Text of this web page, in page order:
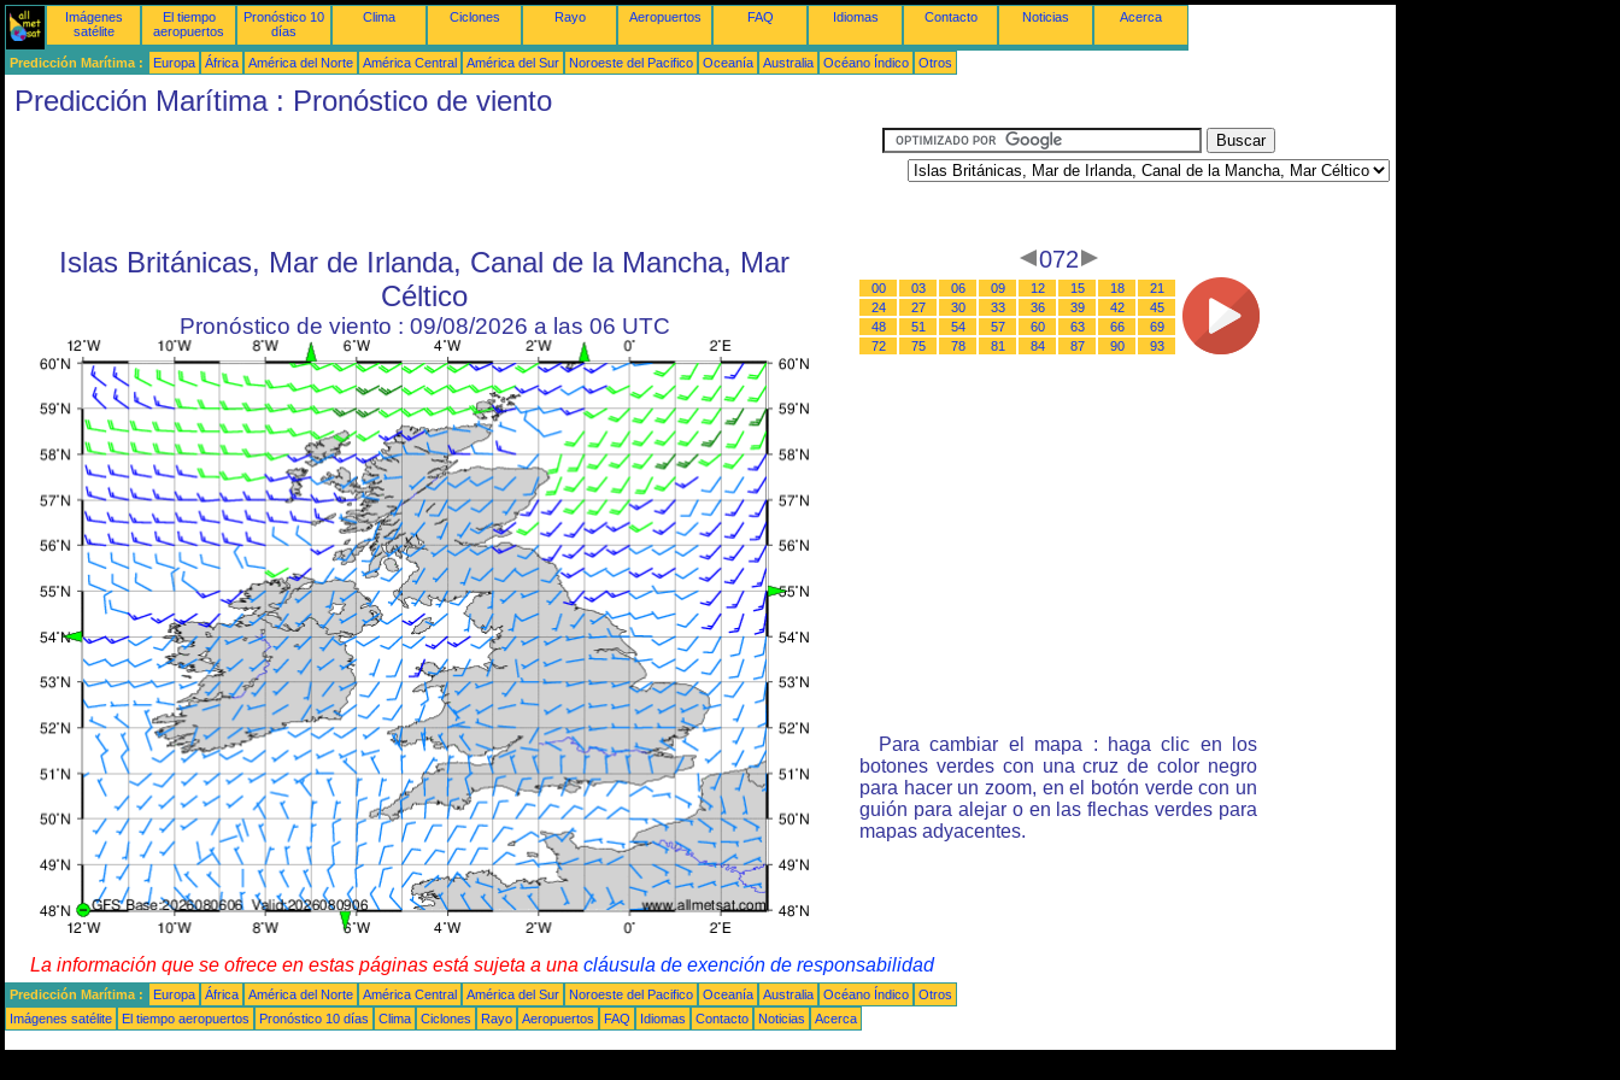
Imágenes
satélite
El tiempo
aeropuertos
Pronóstico 10
días
Clima Ciclones Rayo Aeropuertos FAQ Idiomas Contacto Noticias Acerca
Predicción Marítima : Europa África América del Norte América Central América del Sur Noroeste del Pacifico Oceanía Australia Océano Índico Otros
Predicción Marítima : Pronóstico de viento
Islas Británicas, Mar de Irlanda, Canal de la Mancha, Mar
Céltico
Pronóstico de viento : 09/08/2026 a las 06 UTC
072
00 03 06 09 12 15 18
21
24
27 30 33 36 39 42
45
48
51 54 57 60 63 66
69
72
75 78 81 84 87 90 93
Para cambiar el mapa : haga clic en los
botones verdes con una cruz de color negro
para hacer un zoom, en el botón verde con un
guión para alejar o en las flechas verdes para
mapas adyacentes.
La información que se ofrece en estas páginas está sujeta a una cláusula de exención de responsabilidad
Predicción Marítima : Europa África América del Norte América Central América del Sur Noroeste del Pacifico Oceanía Australia Océano Índico
Otros
Imágenes satélite
El tiempo aeropuertos Pronóstico 10 días Clima Ciclones Rayo Aeropuertos FAQ Idiomas Contacto Noticias Acerca